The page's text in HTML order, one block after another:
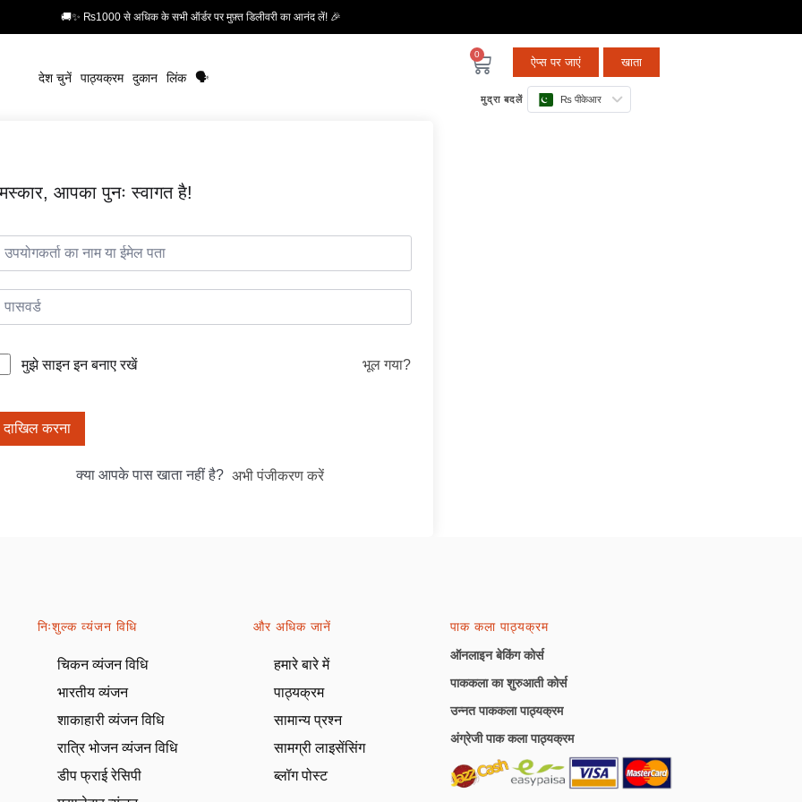
🚚✨ ₨1000 से अधिक के सभी ऑर्डर पर मुफ़्त डिलीवरी का आनंद लें! 🎉
देश चुनें पाठ्यक्रम दुकान लिंक 🗣️
0
ऐप्स पर जाएं खाता
मुद्रा बदलें ₨ पीकेआर
आपका पुनः स्वागत है!
मुझे साइन इन बनाए रखें भूल गया?
दाखिल करना
क्या आपके पास खाता नहीं है? अभी पंजीकरण करें
निःशुल्क व्यंजन विधि
चिकन व्यंजन विधि
भारतीय व्यंजन
शाकाहारी व्यंजन विधि
रात्रि भोजन व्यंजन विधि
डीप फ्राई रेसिपी
और अधिक जानें
हमारे बारे में
पाठ्यक्रम
सामान्य प्रश्न
सामग्री लाइसेंसिंग
ब्लॉग पोस्ट
पाक कला पाठ्यक्रम
ऑनलाइन बेकिंग कोर्स
पाककला का शुरुआती कोर्स
उन्नत पाककला पाठ्यक्रम
अंग्रेजी पाक कला पाठ्यक्रम